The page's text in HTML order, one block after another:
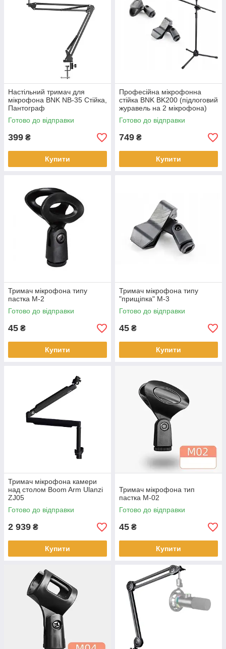
Настільний тримач для
мікрофона BNK NB-35 Стійка,
Пантограф
Готово до відправки
399 ₴
Купити
Професійна мікрофонна
стійка BNK BK200 (підлоговий
журавель на 2 мікрофона)
Готово до відправки
749 ₴
Купити
Тримач мікрофона типу
пастка M-2
Готово до відправки
45 ₴
Купити
Тримач мікрофона типу
"прищіпка" M-3
Готово до відправки
45 ₴
Купити
Тримач мікрофона камери
над столом Boom Arm Ulanzi
ZJ05
Готово до відправки
2 939 ₴
Купити
Тримач мікрофона тип
пастка M-02
Готово до відправки
45 ₴
Купити